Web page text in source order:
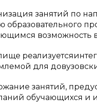
занятий по
образовательного
возможность
для
занятий,
обучающихся и